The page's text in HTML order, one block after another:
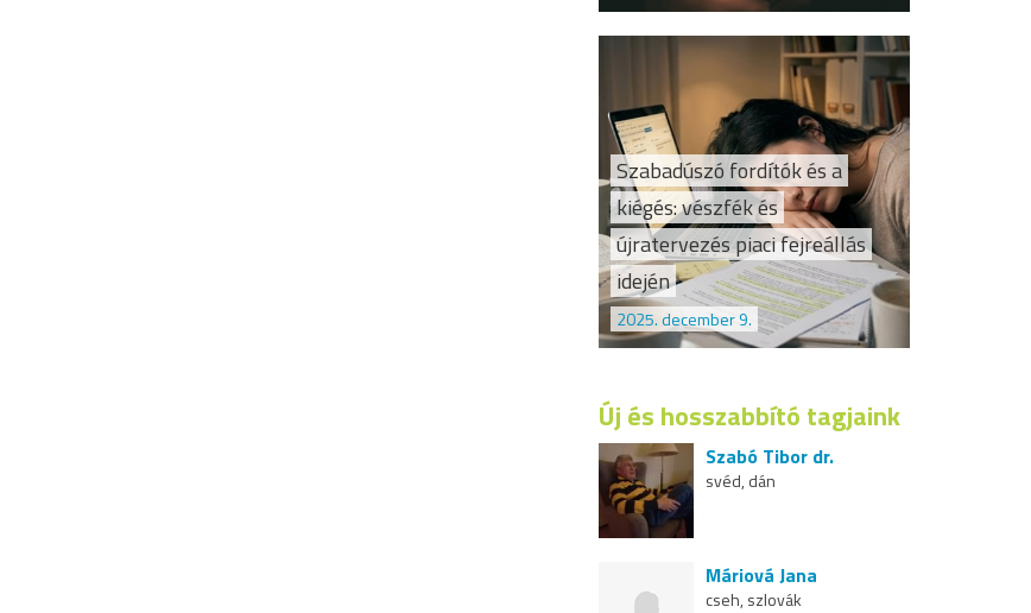
Szabadúszó fordítók és a
kiégés: vészfék és
újratervezés piaci fejreállás
idején
2025. december 9.
Új és hosszabbító tagjaink
Szabó Tibor dr.
svéd, dán
Máriová Jana
cseh, szlovák